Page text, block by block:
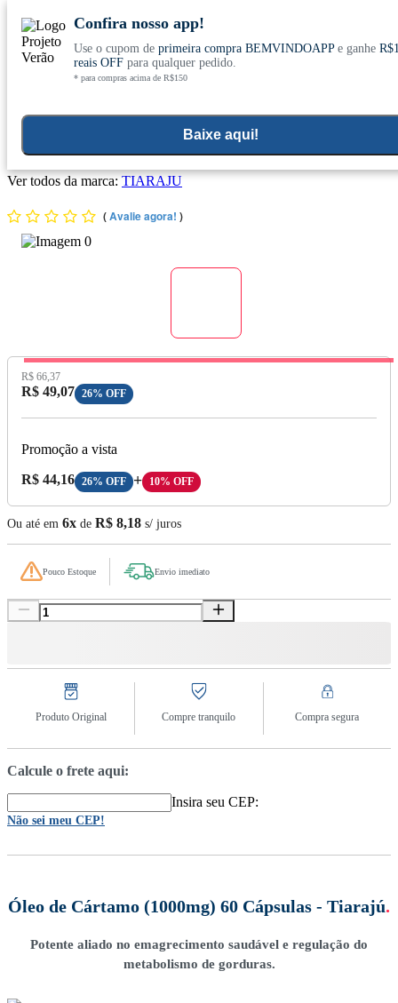
Conheça nosso site novo! E comemore com 0
Confira nosso app!
Use o cupom de primeira compra BEMVINDOAPPe ganhe
reais OFFpara qualquer pedido.
* para compras acima de R$150
Baixe aqui!
Óleo de Cártamo (1000mg) 60 Cápsulas - Tiarajú
Ver todos da marca: TIARAJU
(Avalie agora! )
Preço Original:
R$ 66,37
Preço com Desconto:
R$ 49,07 26% OFF
Promoção a vista
Preço A Vista:
R$ 44,16 26% OFF + 10% OFF
Ou até em 6x de R$ 8,18 s/ juros
Pouco Estoque Envio imediato
Produto Original Compre tranquilo Compra segura
Calcule o frete aqui:
Insira seu CEP:
Não sei meu CEP!
Óleo de Cártamo (1000mg) 60 Cápsulas - Tiarajú.
Potente aliado no emagrecimento saudável e regulação do
metabolismo de gorduras.